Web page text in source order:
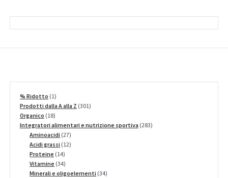
% Ridotto 11
prodotto
Prodotti dalla A alla Z 301301
Organico 1818
prodotti
Integratori alimentari e nutrizione sportiva 283283
Aminoacidi 2727
prodotti
Acidi grassi 1212
Proteine 1414
prodotti
Vitamine 3434
prodotti
Minerali e oligoelementi 3434